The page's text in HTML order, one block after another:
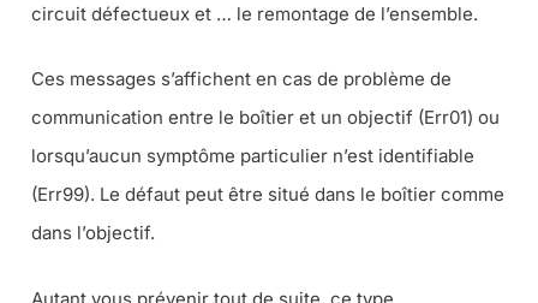
circuit défectueux et … le remontage de l’ensemble.
Ces messages s’affichent en cas de problème de
communication entre le boîtier et un objectif (Err01) ou
lorsqu’aucun symptôme particulier n’est identifiable
(Err99). Le défaut peut être situé dans le boîtier comme
dans l’objectif.
Autant vous prévenir tout de suite, ce type